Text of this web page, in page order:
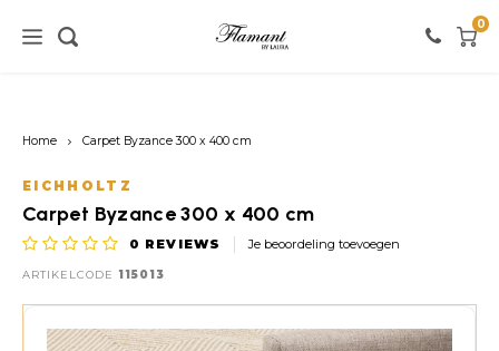
Vloerlampen
Tafellampen
Hanglampen
Kasten
Stoelen
Tafels
Witte tinten
Roze tinten
Zwarte tinten
0
Home Carpet Byzance 300 x 400 cm
EICHHOLTZ
Carpet Byzance 300 x 400 cm
0 REVIEWS Je beoordeling toevoegen
ARTIKELCODE 115013